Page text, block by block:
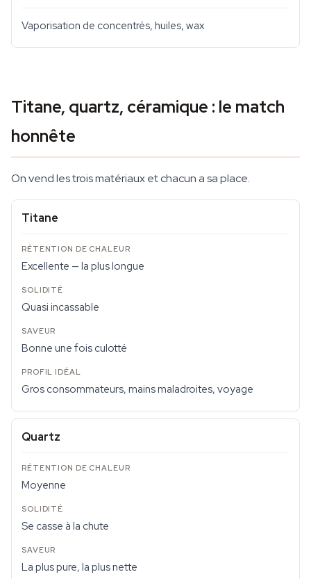
Vaporisation de concentrés, huiles, wax
Titane, quartz, céramique : le match
honnête
On vend les trois matériaux et chacun a sa place.
Titane
Excellente — la plus longue
Quasi incassable
Bonne une fois culotté
Gros consommateurs, mains maladroites, voyage
Quartz
Moyenne
Se casse à la chute
La plus pure, la plus nette